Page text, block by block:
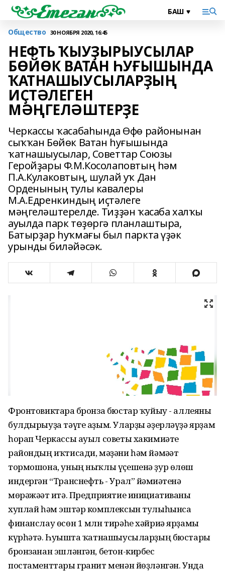
Общество 30 НОЯБРЯ 2020, 16:45
НЕФТЬ ҠЫУҘЫРЫУСЫЛАР
БӨЙӨК ВАТАН ҺУҒЫШЫНДА
ҠАТНАШЫУСЫЛАРҘЫҢ
ИҪТӘЛЕГЕН
МӘҢГЕЛӘШТЕРҘЕ
Черкассы ҡасабаһында Өфө районынан
сыҡҡан Бөйөк Ватан һуғышында
ҡатнашыусылар, Советтар Союзы
Геройҙары Ф.М.Косолаповтың һәм
П.А.Кулаковтың, шулай уҡ Дан
Орденының тулы кавалеры
М.А.Едренкиндың иҫтәлеге
мәңгеләштерелде. Тиҙҙән ҡасаба халҡы
ауылда парк төҙөргә планлаштыра,
Батырҙар һуҡмағы был паркта үҙәк
урынды биләйәсәк.
Фронтовиктарға бронза бюстар ҡуйыу - аллеяны
булдырыуҙа тәүге аҙым. Уларҙы әҙерләүҙә ярҙам
һорап Черкассы ауыл советы хакимиәте
райондың иҡтисади, мәҙәни һәм йәмәғәт
тормошона, уның ныҡлы үҫешенә ҙур өлөш
индергән “Транснефть - Урал” йәмғиәтенә
мөрәжәғәт итә. Предприятие инициативаны
хуплай һәм эштәр комплексын тулыһынса
финанслау өсөн 1 млн тирәһе хәйриә ярҙамы
күрһәтә. Һуғышта ҡатнашыусыларҙың бюстары
бронзанан эшләнгән, бетон-кирбес
постаменттары гранит менән йөҙләнгән. Унда